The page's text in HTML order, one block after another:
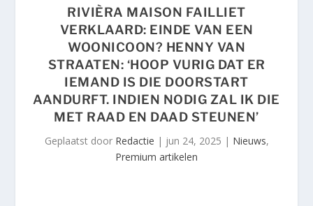
RIVIÈRA MAISON FAILLIET
VERKLAARD: EINDE VAN EEN
WOONICOON? HENNY VAN
STRAATEN: ‘HOOP VURIG DAT ER
IEMAND IS DIE DOORSTART
AANDURFT. INDIEN NODIG ZAL IK DIE
MET RAAD EN DAAD STEUNEN’
Geplaatst door Redactie | jun 24, 2025 | Nieuws,
Premium artikelen